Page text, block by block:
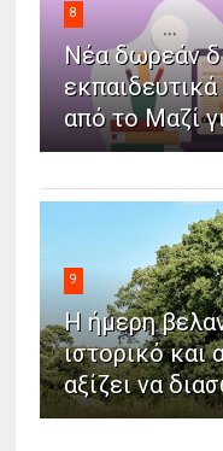
8
Νέα δωρεάν
εκπαιδευτικά
από το Μαζί
9
Η ήμερη
ιστορικό και
αξίζει να